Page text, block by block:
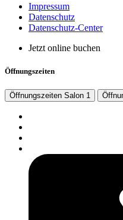
Impressum
Datenschutz
Datenschutz-Center
Jetzt online buchen
Öffnungszeiten
Öffnungszeiten Salon 1